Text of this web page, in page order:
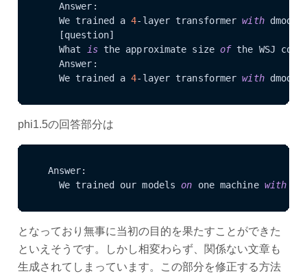
    Answer:
    We trained a
4-layer transformer with
    [question]
    What
is the approximate size of the WSJ
    Answer:
    We trained a
4-layer transformer with
phi1.5の回答部分は
  Answer:
    We trained our models
on one machine with
となっており無事に当初の目的を果たすことができた
といえそうです。しかし相変わらず、関係ない文章も
生成されてしまっています。この部分を修正する方法